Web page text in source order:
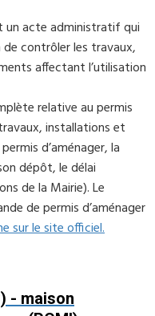
un acte administratif qui
contrôler les travaux,
affectant l’utilisation
relative au permis
installations et
d’aménager, la
dépôt, le délai
de la Mairie). Le
de permis d’aménager
sur le site officiel.
- maison